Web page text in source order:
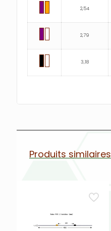
2,54
2,79
3,18
Produits similaires